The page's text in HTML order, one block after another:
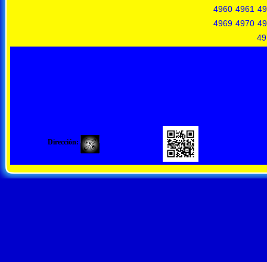
4960 4961
4969 4970
Dirección: